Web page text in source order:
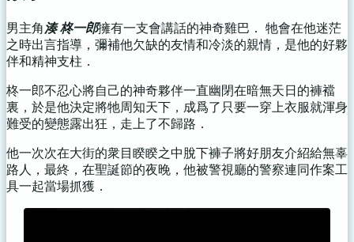
男主角 湊 柊一郎擁有一支會講話的神奇雞巴． 牠會在他迷茫
之時出言指導，彌補他欠缺的友情和冷淡的親情，是他的好夥
伴和精神支柱．
柊一郎不忍心將自己的神奇夥伴一直幽閉在暗無天日的褲襠
裏，於是他決定將牠周知天下，成爲了只要一穿上衣服就渾身
難受的變態露出狂，走上了不歸路．
他一次次在大街的衆目睽睽之中脫下褲子將好朋友介紹給無辜
路人，最終，在聖誕節的夜晚，他被警視廳的警察連同作案工
具一起當場抓獲．